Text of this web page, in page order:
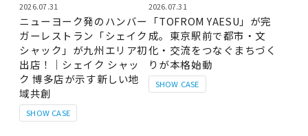
SHOW CASE
2026.07.31
ニューヨーク発のハンバー
ガーレストラン「シェイク
シャック」が九州エリア初
出店！｜シェイク シャッ
ク 博多店が示す新しい地
域共創
SHOW CASE
2026.07.31
「TOFROM YAESU」が完
成。東京駅前で都市・文
化・交流をつなぐまちづく
りが本格始動